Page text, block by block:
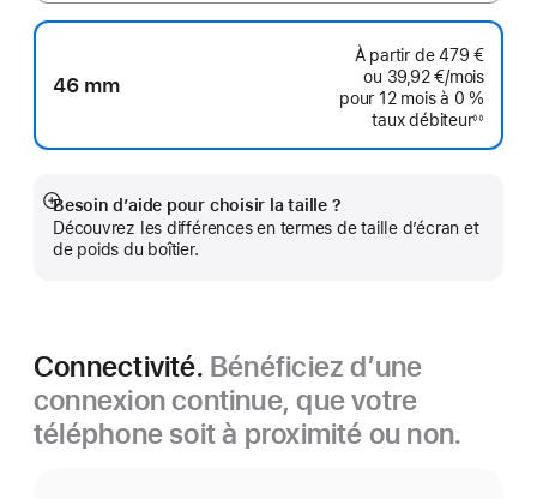
de
46 mm
À partir de479 €
ou 39,92 €/mois
pour 12 mois à 0 %
taux débiteur◊◊
Besoin d’aide pour choisir la taille ?
Découvrez les différences en termes de taille d’écran et
de poids du boîtier.
Afficher
plus
Connectivité. Bénéficiez d’une
connexion continue, que votre
téléphone soit à proximité ou non.